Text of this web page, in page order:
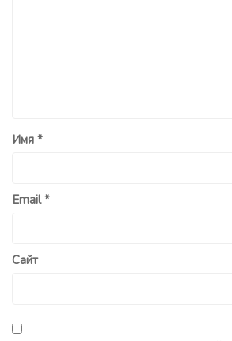
Имя *
Email*
Сайт